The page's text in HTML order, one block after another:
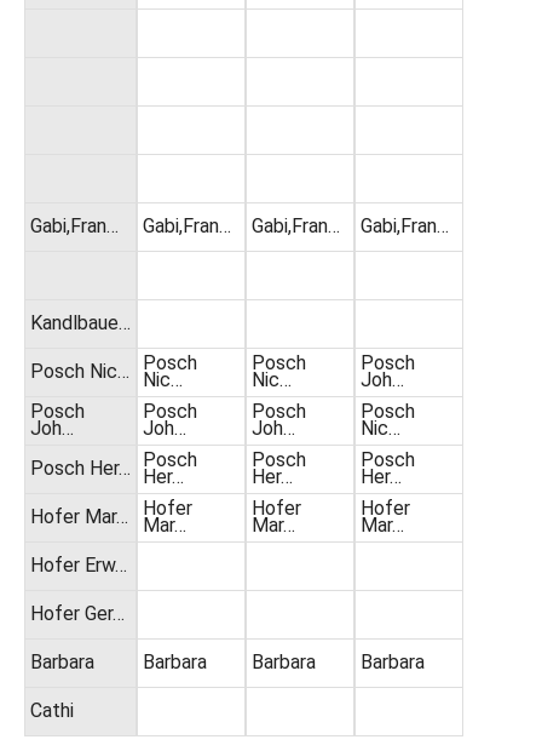
Gabi,Fran…
Kandlbaue…
Posch Nic…
Posch
Joh…
Posch Her…
Hofer Mar…
Hofer Erw…
Hofer Ger…
Barbara
Cathi
Gabi,Fran…
Posch
Nic…
Posch
Joh…
Posch
Her…
Hofer
Mar…
Barbara
Gabi,Fran…
Posch
Nic…
Posch
Joh…
Posch
Her…
Hofer
Mar…
Barbara
Gabi,Fran…
Posch
Joh…
Posch
Nic…
Posch
Her…
Hofer
Mar…
Barbara